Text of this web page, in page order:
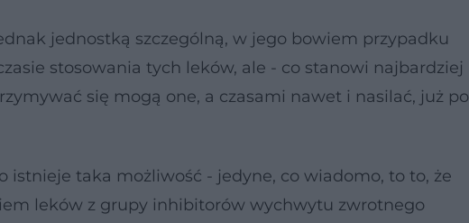
jednostką szczególną, w jego bowiem przypadku
stosowania tych leków, ale - co stanowi najbardziej
się mogą one, a czasami nawet i nasilać, już po
istnieje taka możliwość - jedyne, co wiadomo, to to, że
leków z grupy inhibitorów wychwytu zwrotnego